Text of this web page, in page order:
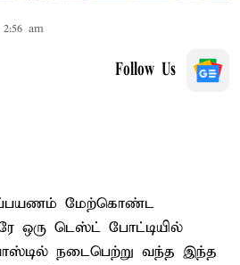
am
Follow Us
மேற்கொண்ட
ஒரு டெஸ்ட் போட்டியில்
நடைபெற்று வந்த இந்த